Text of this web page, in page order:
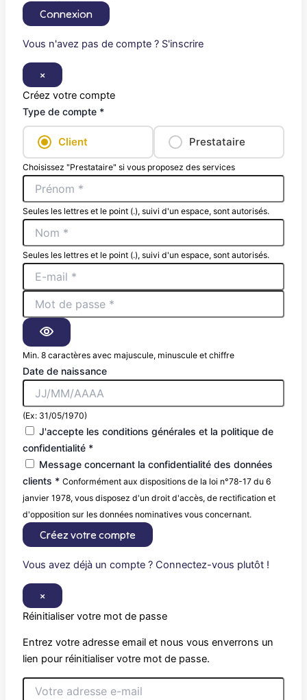
Connexion
Vous n'avez pas de compte ? S'inscrire
×
Créez votre compte
Type de compte *
Client Prestataire
Choisissez "Prestataire" si vous proposez des services
Seules les lettres et le point (.), suivi d'un espace, sont autorisés.
Seules les lettres et le point (.), suivi d'un espace, sont autorisés.
Min. 8 caractères avec majuscule, minuscule et chiffre
Date de naissance
(Ex: 31/05/1970)
J'accepte les conditions générales et la politique de
confidentialité *
Message concernant la confidentialité des données
clients * Conformément aux dispositions de la loi n°78-17 du 6
janvier 1978, vous disposez d'un droit d'accès, de rectification et
d'opposition sur les données nominatives vous concernant.
Créez votre compte
Vous avez déjà un compte ? Connectez-vous plutôt !
×
Réinitialiser votre mot de passe
Entrez votre adresse email et nous vous enverrons un
lien pour réinitialiser votre mot de passe.